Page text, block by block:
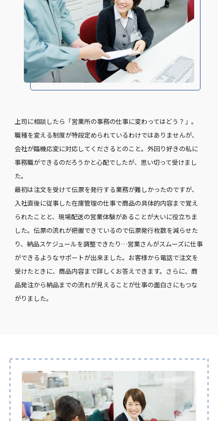
上司に相談したら「営業所の事務の仕事に変わってはどう？」。
職種を変える制度が特段定められているわけではありませんが、
会社が臨機応変に対応してくださるとのこと。外回り好きの私に
事務職ができるのだろうかと心配でしたが、思い切って受けまし
た。
最初は注文を受けて伝票を発行する業務が難しかったのですが、
入社直後に従事した在庫管理の仕事で商品の具体的内容まで覚え
られたことと、現場配送の営業体験があることが大いに役立ちま
した。伝票の流れが把握できているので伝票発行枚数を減らせた
り、納品スケジュールを調整できたり…営業さんがスムーズに仕事
ができるようなサポートが出来ました。お客様から電話で注文を
受けたときに、商品内容まで詳しくお答えできます。さらに、商
品発注から納品までの流れが見えることが仕事の面白さにもつな
がりました。